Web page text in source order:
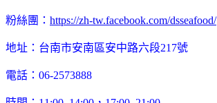
粉絲團： https://zh-tw.facebook.com/dsseafood/
地址：台南市安南區安中路六段217號
電話：06-2573888